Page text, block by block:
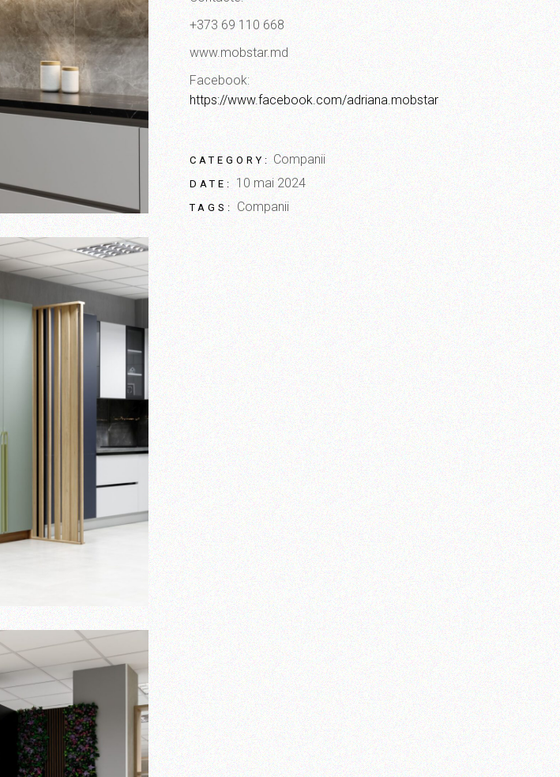
+373 69 110 668
www.mobstar.md
Facebook:
https://www.facebook.com/adriana.mobstar
CATEGORY: Companii
DATE: 10 mai 2024
TAGS: Companii